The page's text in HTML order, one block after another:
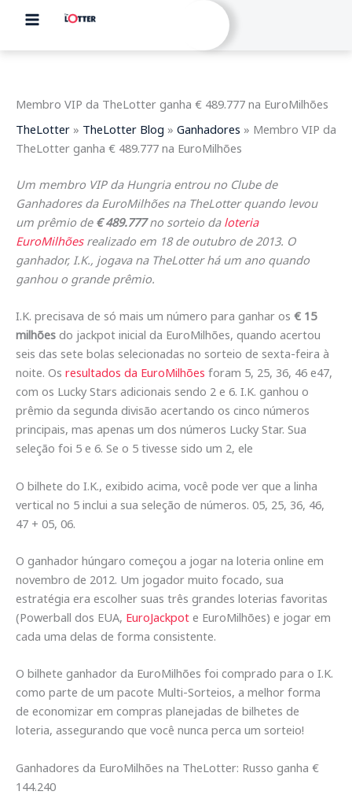
content
Membro VIP da TheLotter ganha € 489.777 na EuroMilhões
TheLotter » TheLotter Blog » Ganhadores » Membro VIP da
TheLotter ganha € 489.777 na EuroMilhões
Um membro VIP da Hungria entrou no Clube de
Ganhadores da EuroMilhões na TheLotter quando levou
um prêmio de € 489.777no sorteio da loteria
EuroMilhõesrealizado em 18 de outubro de 2013. O
ganhador, I.K., jogava na TheLotter há um ano quando
ganhou o grande prêmio.
I.K. precisava de só mais um número para ganhar os € 15
milhões do jackpot inicial da EuroMilhões, quando acertou
seis das sete bolas selecionadas no sorteio de sexta-feira à
noite. Os resultados da EuroMilhões foram 5, 25, 36, 46 e47,
com os Lucky Stars adicionais sendo 2 e 6. I.K. ganhou o
prêmio da segunda divisão acertando os cinco números
principais, mas apenas um dos números Lucky Star. Sua
seleção foi 5 e 6. Se o 5 tivesse sido um 2, ele
O bilhete do I.K., exibido acima, você pode ver que a linha
vertical no 5 inclui a sua seleção de números. 05, 25, 36, 46,
47 + 05, 06.
O ganhador húngaro começou a jogar na loteria online em
novembro de 2012. Um jogador muito focado, sua
estratégia era escolher suas três grandes loterias favoritas
(Powerball dos EUA, EuroJackpot e EuroMilhões) e jogar em
cada uma delas de forma consistente.
O bilhete ganhador da EuroMilhões foi comprado para o I.K.
como parte de um pacote Multi-Sorteios, a melhor forma
de economizar em compras planejadas de bilhetes de
loteria, assegurando que você nunca perca um sorteio!
Ganhadores da EuroMilhões na TheLotter: Russo ganha €
144.240